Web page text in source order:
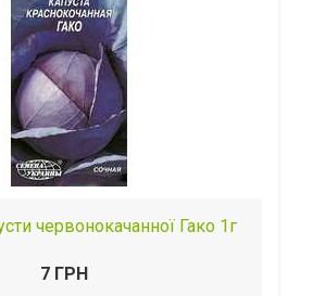
червонокачанної Гако 1г
7 ГРН